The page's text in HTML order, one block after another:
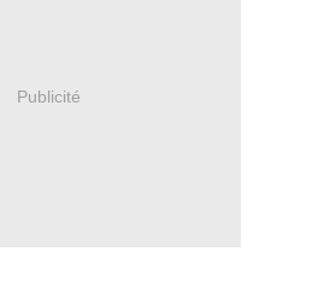
Publicité